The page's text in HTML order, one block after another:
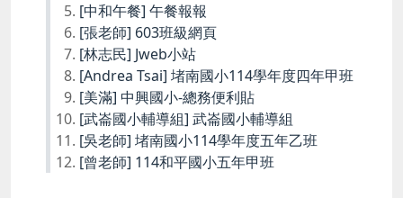
[中和午餐] 午餐報報
[張老師] 603班級網頁
[林志民] Jweb小站
[Andrea Tsai] 堵南國小114學年度四年甲班
[美滿] 中興國小-總務便利貼
[武崙國小輔導組] 武崙國小輔導組
[吳老師] 堵南國小114學年度五年乙班
[曾老師] 114和平國小五年甲班